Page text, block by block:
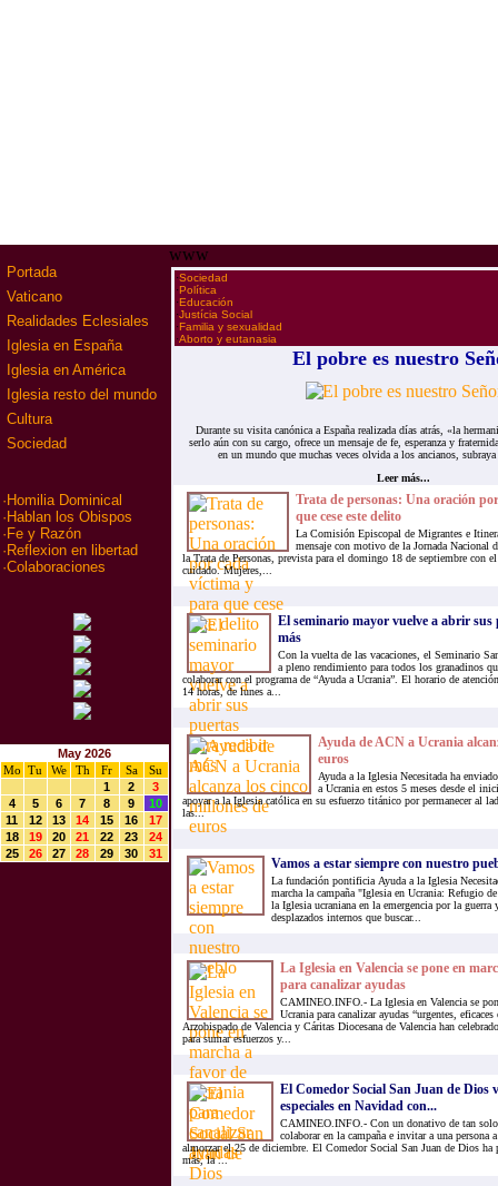
Portada
Vaticano
Realidades Eclesiales
Iglesia en España
Iglesia en América
Iglesia resto del mundo
Cultura
Sociedad
· Homilia Dominical
· Hablan los Obispos
· Fe y Razón
· Reflexion en libertad
·Colaboraciones
May 2026
Mo
Tu We Th Fr Sa
Su
1
2
3
4
5 6 7 8 9
10
11
12 13 14 15 16
17
18
19 20 21 22 23
24
25
26 27 28 29 30 31
www
·Sociedad
·Política
·Educación
·Justícia Social
·Familia y sexualidad
·Aborto y eutanasia
El pobre es nuestro
Durante su visita canónica a España realizada días atrás, «la
serlo aún con su cargo, ofrece un mensaje de fe, esperanza y
en un mundo que muchas veces olvida a los ancianos,
Leer más...
Trata de personas: Una oración
que cese este delito
La Comisión Episcopal de Migrantes e
mensaje con motivo de la Jornada Nacional
la Trata de Personas, prevista para el domingo 18 de septiembre con
cuidado. Mujeres,...
El seminario mayor vuelve a abrir
más
Con la vuelta de las vacaciones, el Seminario
a pleno rendimiento para todos los granadinos
colaborar con el programa de “Ayuda a Ucrania”. El horario de
14 horas, de lunes a...
Ayuda de ACN a Ucrania
euros
Ayuda a la Iglesia Necesitada ha
a Ucrania en estos 5 meses desde el
apoyar a la Iglesia católica en su esfuerzo titánico por permanecer al
las...
Vamos a estar siempre con nuestro
La fundación pontificia Ayuda a la Iglesia
marcha la campaña "Iglesia en Ucrania: Refugio
la Iglesia ucraniana en la emergencia por la
desplazados internos que buscar...
La Iglesia en Valencia se pone en
para canalizar ayudas
CAMINEO.INFO.- La Iglesia en Valencia se
Ucrania para canalizar ayudas “urgentes,
Arzobispado de Valencia y Cáritas Diocesana de Valencia han
para sumar esfuerzos y...
El Comedor Social San Juan de Dios
especiales en Navidad con...
CAMINEO.INFO.- Con un donativo de tan solo
colaborar en la campaña e invitar a una persona
almorzar el 25 de diciembre. El Comedor Social San Juan de Dios ha
más, la ...